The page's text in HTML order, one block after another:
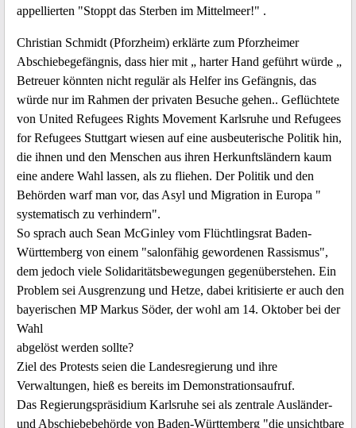
appellierten "Stoppt das Sterben im Mittelmeer!" .
Christian Schmidt (Pforzheim) erklärte zum Pforzheimer
Abschiebegefängnis, dass hier mit „ harter Hand geführt würde „
Betreuer könnten nicht regulär als Helfer ins Gefängnis, das
würde nur im Rahmen der privaten Besuche gehen.. Geflüchtete
von United Refugees Rights Movement Karlsruhe und Refugees
for Refugees Stuttgart wiesen auf eine ausbeuterische Politik hin,
die ihnen und den Menschen aus ihren Herkunftsländern kaum
eine andere Wahl lassen, als zu fliehen. Der Politik und den
Behörden warf man vor, das Asyl und Migration in Europa "
systematisch zu verhindern".
So sprach auch Sean McGinley vom Flüchtlingsrat Baden-
Württemberg von einem "salonfähig gewordenen Rassismus",
dem jedoch viele Solidaritätsbewegungen gegenüberstehen. Ein
Problem sei Ausgrenzung und Hetze, dabei kritisierte er auch den
bayerischen MP Markus Söder, der wohl am 14. Oktober bei der
Wahl
abgelöst werden sollte?
Ziel des Protests seien die Landesregierung und ihre
Verwaltungen, hieß es bereits im Demonstrationsaufruf.
Das Regierungspräsidium Karlsruhe sei als zentrale Ausländer-
und Abschiebebehörde von Baden-Württemberg "die unsichtbare